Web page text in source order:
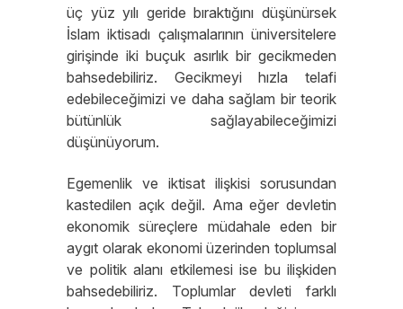
üç yüz yılı geride bıraktığını düşünürsek
İslam iktisadı çalışmalarının üniversitelere
girişinde iki buçuk asırlık bir gecikmeden
bahsedebiliriz. Gecikmeyi hızla telafi
edebileceğimizi ve daha sağlam bir teorik
bütünlük sağlayabileceğimizi
düşünüyorum.
Egemenlik ve iktisat ilişkisi sorusundan
kastedilen açık değil. Ama eğer devletin
ekonomik süreçlere müdahale eden bir
aygıt olarak ekonomi üzerinden toplumsal
ve politik alanı etkilemesi ise bu ilişkiden
bahsedebiliriz. Toplumlar devleti farklı